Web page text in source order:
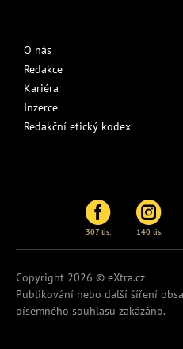
O nás
Redakce
Kariéra
Inzerce
Redakční etický kodex
307 tis. 140 tis.
Copyright 2026 © eXtra.cz
Publikování nebo další šíření
písemného souhlasu zakázáno.